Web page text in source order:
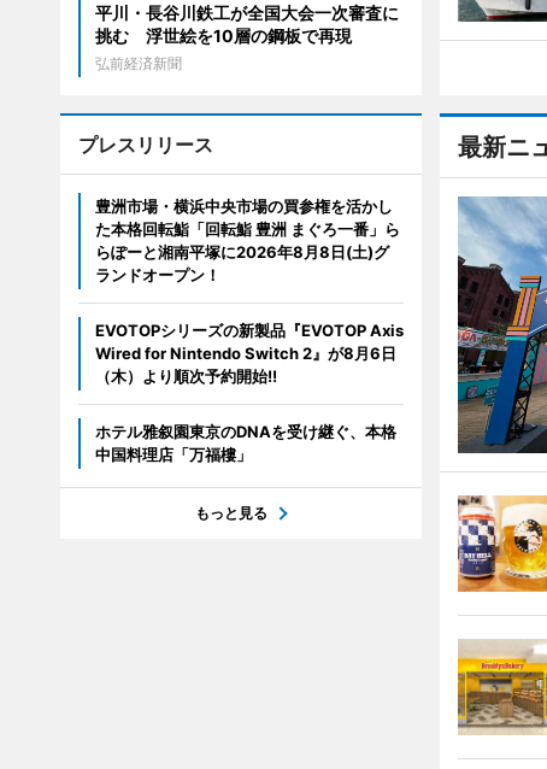
最新ニ
平川・長谷川鉄工が全国大会一次審査に
挑む 浮世絵を10層の鋼板で再現
弘前経済新聞
プレスリリース
豊洲市場・横浜中央市場の買参権を活かし
た本格回転鮨「回転鮨 豊洲 まぐろ一番」ら
らぽーと湘南平塚に2026年8月8日(土)グ
ランドオープン！
EVOTOPシリーズの新製品『EVOTOP Axis
Wired for Nintendo Switch 2』が8月6日
（木）より順次予約開始!!
ホテル雅叙園東京のDNAを受け継ぐ、本格
中国料理店「万福樓」
もっと見る